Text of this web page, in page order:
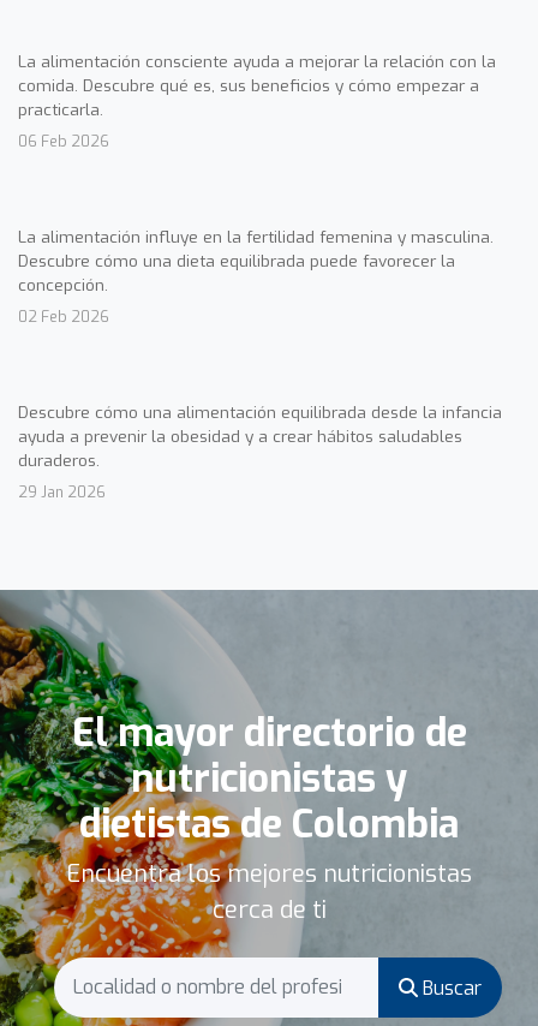
La alimentación consciente ayuda a mejorar la relación con la
comida. Descubre qué es, sus beneficios y cómo empezar a
practicarla.
06 Feb 2026
La alimentación influye en la fertilidad femenina y masculina.
Descubre cómo una dieta equilibrada puede favorecer la
concepción.
02 Feb 2026
Descubre cómo una alimentación equilibrada desde la infancia
ayuda a prevenir la obesidad y a crear hábitos saludables
duraderos.
29 Jan 2026
El mayor directorio de
nutricionistas y
dietistas de Colombia
Encuentra los mejores nutricionistas
cerca de ti
Buscar